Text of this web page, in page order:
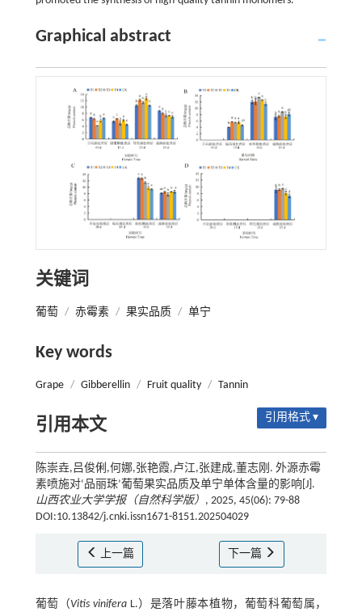
Graphical abstract
关键词
葡萄 / 赤霉素 / 果实品质 / 单宁
Key words
Grape / Gibberellin / Fruit quality / Tannin
引用本文 引用格式 ▾
陈崇垚,吕俊俐,何娜,张艳霞,卢江,张建成,董志刚. 外源赤霉
素喷施对‘品丽珠’葡萄果实品质及单宁单体含量的影响[J].
山西农业大学学报（自然科学版） , 2025, 45(06): 79-88
DOI:10.13842/j.cnki.issn1671-8151.202504029
上一篇 下一篇
葡萄（Vitis vinifera L.）是落叶藤本植物，葡萄科葡萄属，